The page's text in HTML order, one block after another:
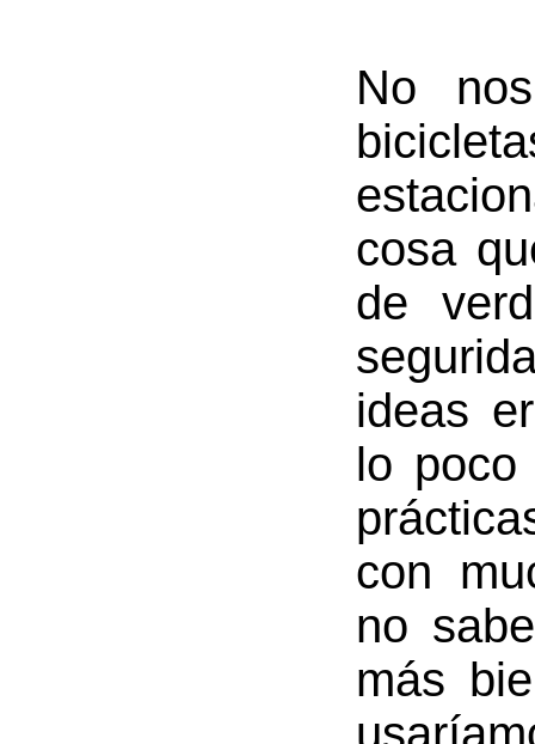
No
cosa
de
ideas
lo poco
con
no
más